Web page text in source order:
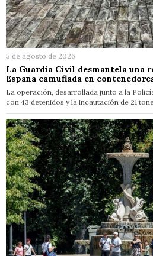
5 de agosto de 2026
La Guardia Civil desmantela una
España camuflada en
La operación, desarrollada junto a la
con 43 detenidos y la incautación de 21